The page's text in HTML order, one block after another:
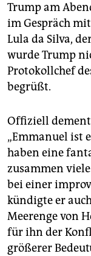
Trump am
im Gespräch
Lula da Silva,
wurde Trump
Protokollchef
begrüßt.
Offiziell
„Emmanuel ist
haben eine
zusammen
bei einer
kündigte er
Meerenge von
für ihn der
größerer